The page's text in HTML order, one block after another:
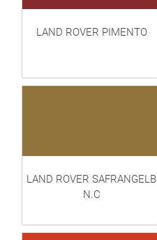
LAND ROVER PIMENTO
LAND ROVER SAFRANGELB
N.C